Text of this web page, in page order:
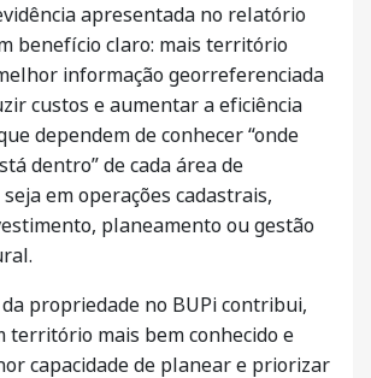
apresentada no relatório
benefício claro: mais território
informação georreferenciada
custos e aumentar a eficiência
dependem de conhecer “onde
dentro” de cada área de
em operações cadastrais,
planeamento ou gestão
propriedade no BUPi contribui,
território mais bem conhecido e
capacidade de planear e priorizar